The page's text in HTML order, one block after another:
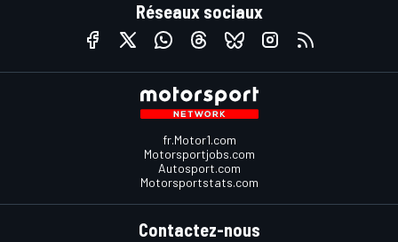
Réseaux sociaux
fr.Motor1.com
Motorsportjobs.com
Autosport.com
Motorsportstats.com
Contactez-nous